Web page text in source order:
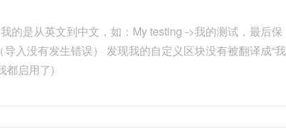
的是从英文到中文，如：My testing ->我的测试，最后保
入没有发生错误） 发现我的自定义区块没有被翻译成“我
都启用了)